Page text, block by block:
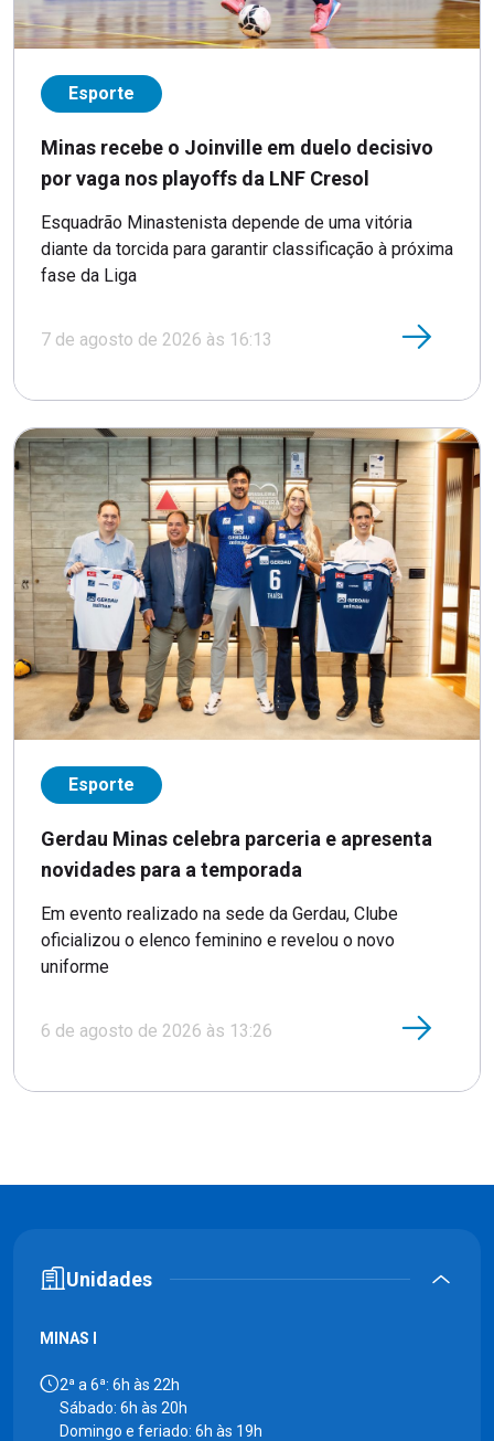
Esporte
Minas recebe o Joinville em duelo decisivo
por vaga nos playoffs da LNF Cresol
Esquadrão Minastenista depende de uma vitória
diante da torcida para garantir classificação à próxima
fase da Liga
7 de agosto de 2026 às 16:13
Esporte
Gerdau Minas celebra parceria e apresenta
novidades para a temporada
Em evento realizado na sede da Gerdau, Clube
oficializou o elenco feminino e revelou o novo
uniforme
6 de agosto de 2026 às 13:26
Unidades
MINAS I
2ª a 6ª: 6h às 22h
Sábado: 6h às 20h
Domingo e feriado: 6h às 19h